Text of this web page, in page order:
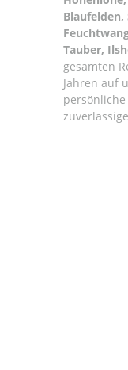
Blaufelden,
Tauber,
gesamten
Jahren auf